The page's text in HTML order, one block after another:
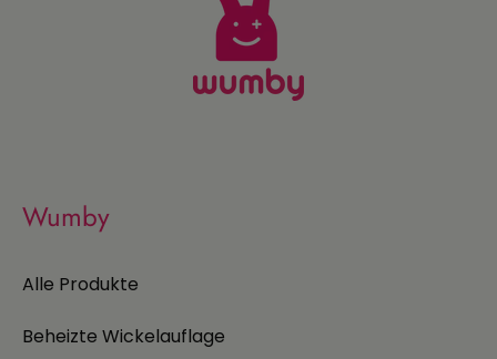
Wumby
Alle Produkte
Beheizte Wickelauflage